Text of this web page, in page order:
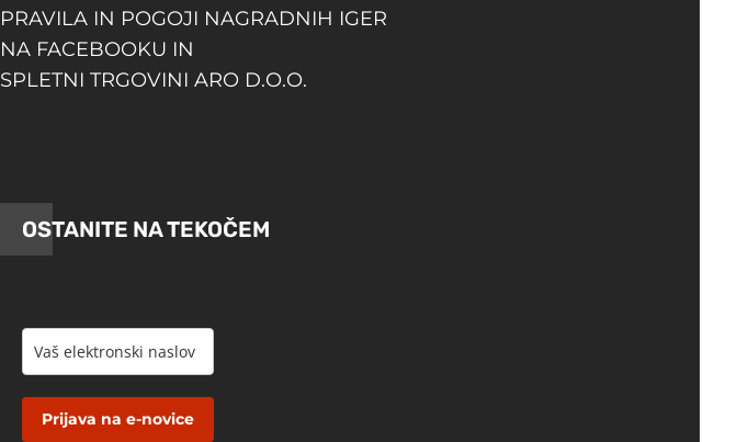
PRAVILA IN POGOJI NAGRADNIH IGER
NA FACEBOOKU IN
SPLETNI TRGOVINI ARO D.O.O.
OSTANITE NA TEKOČEM
Prijava na e-novice